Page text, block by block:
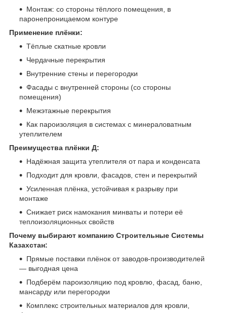
Монтаж: со стороны тёплого помещения, в
паронепроницаемом контуре
Применение плёнки:
Тёплые скатные кровли
Чердачные перекрытия
Внутренние стены и перегородки
Фасады с внутренней стороны (со стороны
помещения)
Межэтажные перекрытия
Как пароизоляция в системах с минераловатным
утеплителем
Преимущества плёнки Д:
Надёжная защита утеплителя от пара и конденсата
Подходит для кровли, фасадов, стен и перекрытий
Усиленная плёнка, устойчивая к разрыву при
монтаже
Снижает риск намокания минваты и потери её
теплоизоляционных свойств
Почему выбирают компанию Строительные Системы
Казахстан:
Прямые поставки плёнок от заводов-производителей
— выгодная цена
Подберём пароизоляцию под кровлю, фасад, баню,
мансарду или перегородки
Комплекс строительных материалов для кровли,